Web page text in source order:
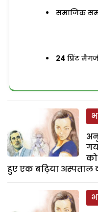
समाजिक
24 प्रिंट
को
हुए एक बढ़िया अस्पताल